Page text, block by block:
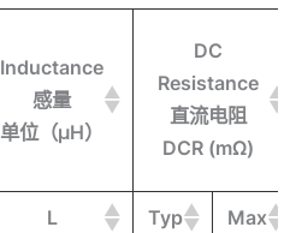
Inductance
感量
单位（μH）
DC
Resistance
直流电阻
DCR (mΩ)
L Typ
Max